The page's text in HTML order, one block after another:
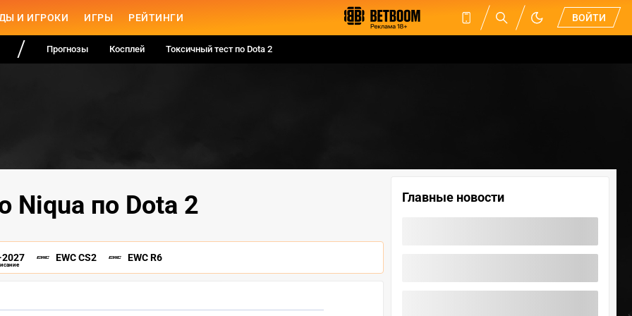
И ИГРОКИ ИГРЫ РЕЙТИНГИ ВОЙТИ
Прогнозы Косплей Токсичный тест по Dota 2
Niqua по Dota 2
EWC CS2 EWC R6
Главные новости